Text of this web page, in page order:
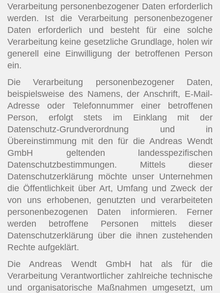
Verarbeitung personenbezogener Daten erforderlich
werden. Ist die Verarbeitung personenbezogener
Daten erforderlich und besteht für eine solche
Verarbeitung keine gesetzliche Grundlage, holen wir
generell eine Einwilligung der betroffenen Person
ein.
Die Verarbeitung personenbezogener Daten,
beispielsweise des Namens, der Anschrift, E-Mail-
Adresse oder Telefonnummer einer betroffenen
Person, erfolgt stets im Einklang mit der
Datenschutz-Grundverordnung und in
Übereinstimmung mit den für die Andreas Wendt
GmbH geltenden landesspezifischen
Datenschutzbestimmungen. Mittels dieser
Datenschutzerklärung möchte unser Unternehmen
die Öffentlichkeit über Art, Umfang und Zweck der
von uns erhobenen, genutzten und verarbeiteten
personenbezogenen Daten informieren. Ferner
werden betroffene Personen mittels dieser
Datenschutzerklärung über die ihnen zustehenden
Rechte aufgeklärt.
Die Andreas Wendt GmbH hat als für die
Verarbeitung Verantwortlicher zahlreiche technische
und organisatorische Maßnahmen umgesetzt, um